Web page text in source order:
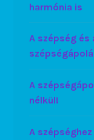
harmónia is
A szépség és
A
nélkül!
A